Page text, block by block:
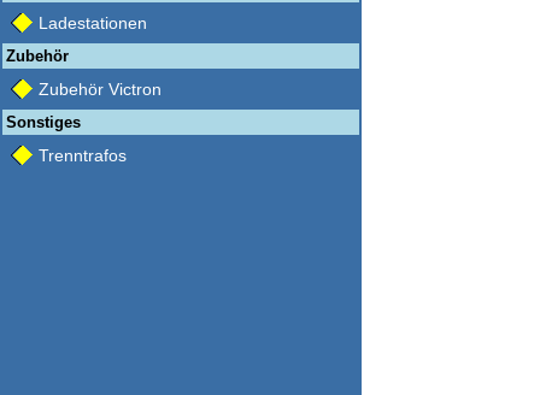
Ladestationen
Zubehör
Zubehör Victron
Sonstiges
Trenntrafos